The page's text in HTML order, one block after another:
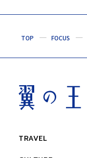
TOP FOCUS
TRAVEL